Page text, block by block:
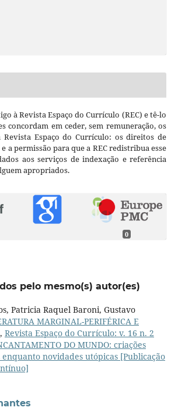
à Revista Espaço do Currículo (REC) e tê-lo
concordam em ceder, sem remuneração, os
Revista Espaço do Currículo: os direitos de
a permissão para que a REC redistribua esse
aos serviços de indexação e referência
apropriados.
0
pelo mesmo(s) autor(es)
Patricia Raquel Baroni, Gustavo
MARGINAL-PERIFÉRICA E
, Revista Espaço do Currículo: v. 16 n. 2
DO MUNDO: criações
novidades utópicas [Publicação